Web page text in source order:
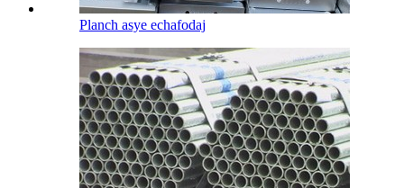
Planch asye echafodaj